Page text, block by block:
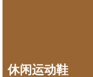
休闲运动鞋